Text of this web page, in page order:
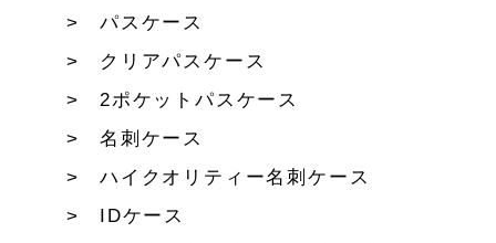
パスケース
クリアパスケース
2ポケットパスケース
名刺ケース
ハイクオリティー名刺ケース
IDケース